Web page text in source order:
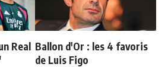
Real Ballon d'Or : les 4 favoris
de Luis Figo